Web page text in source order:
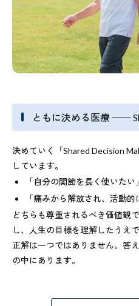
ともに決める医療 ──
決めていく「Shared Decision
しています。
「自分の関節を長く使いたい」
「痛みから解放され、活動的
どちらも尊重されるべき価値観
し、人生の目標を理解したうえ
正解は一つではありません。答
の中にあります。